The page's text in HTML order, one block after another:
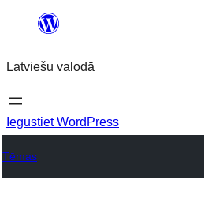
Pāriet
saturu
Latviešu valodā
Iegūstiet WordPress
Tēmas